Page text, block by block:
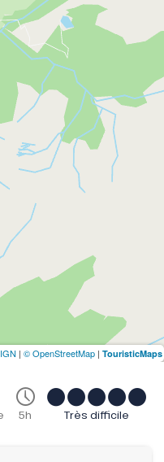
5h Très difficile
| © OpenStreetMap | TouristicMaps